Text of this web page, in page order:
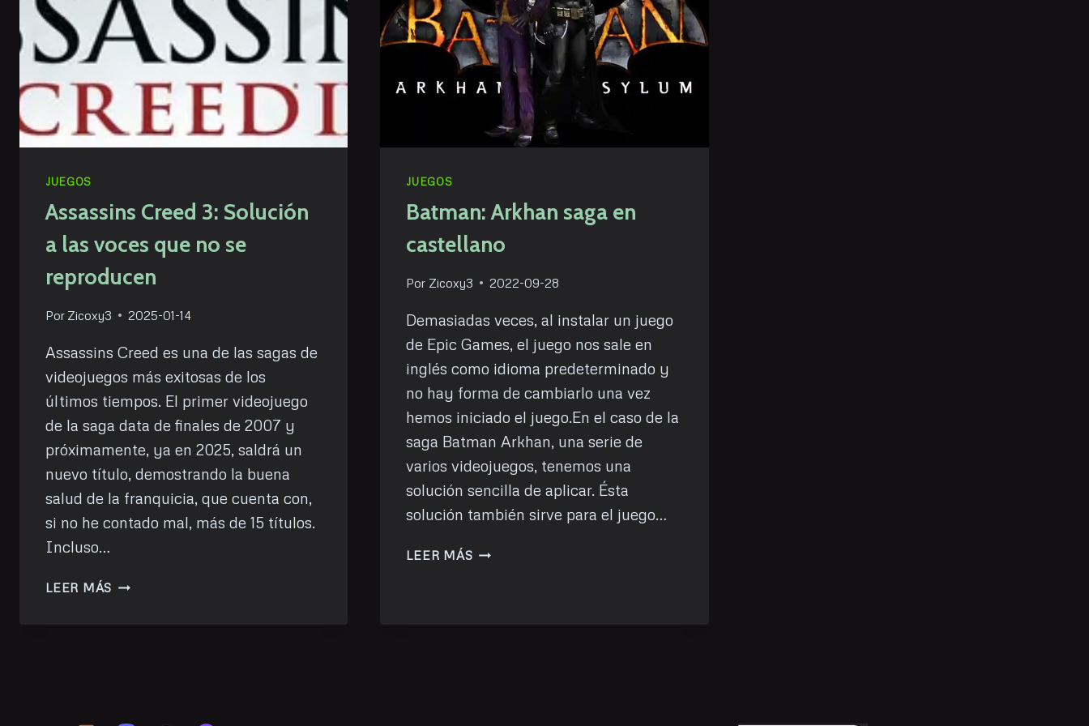
JUEGOS
Assassins Creed 3: Solución
a las voces que no se
reproducen
Por Zicoxy3 2025-01-14
Assassins Creed es una de las sagas de
videojuegos más exitosas de los
últimos tiempos. El primer videojuego
de la saga data de finales de 2007 y
próximamente, ya en 2025, saldrá un
nuevo título, demostrando la buena
salud de la franquicia, que cuenta con,
si no he contado mal, más de 15 títulos.
Incluso…
LEER MÁS ASSASSINS
JUEGOS
Batman: Arkhan saga en
castellano
Por Zicoxy3 2022-09-28
Demasiadas veces, al instalar un juego
de Epic Games, el juego nos sale en
inglés como idioma predeterminado y
no hay forma de cambiarlo una vez
hemos iniciado el juego.En el caso de la
saga Batman Arkhan, una serie de
varios videojuegos, tenemos una
solución sencilla de aplicar. Ésta
solución también sirve para el juego…
LEER MÁSBATMAN: